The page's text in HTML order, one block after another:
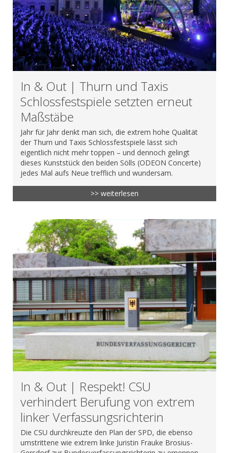
In & Out | Thurn und Taxis
Schlossfestspiele setzten erneut
Maßstäbe
Jahr für Jahr denkt man sich, die extrem hohe Qualität
der Thurn und Taxis Schlossfestspiele lässt sich
eigentlich nicht mehr toppen – und dennoch gelingt
dieses Kunststück den beiden Sölls (ODEON Concerte)
jedes Mal aufs Neue trefflich und wundersam.
>> weiterlesen
In & Out | Respekt! CSU
verhindert Berufung von extrem
linker Verfassungsrichterin
Die CSU durchkreuzte den Plan der SPD, die ebenso
umstrittene wie extrem linke Juristin Frauke Brosius-